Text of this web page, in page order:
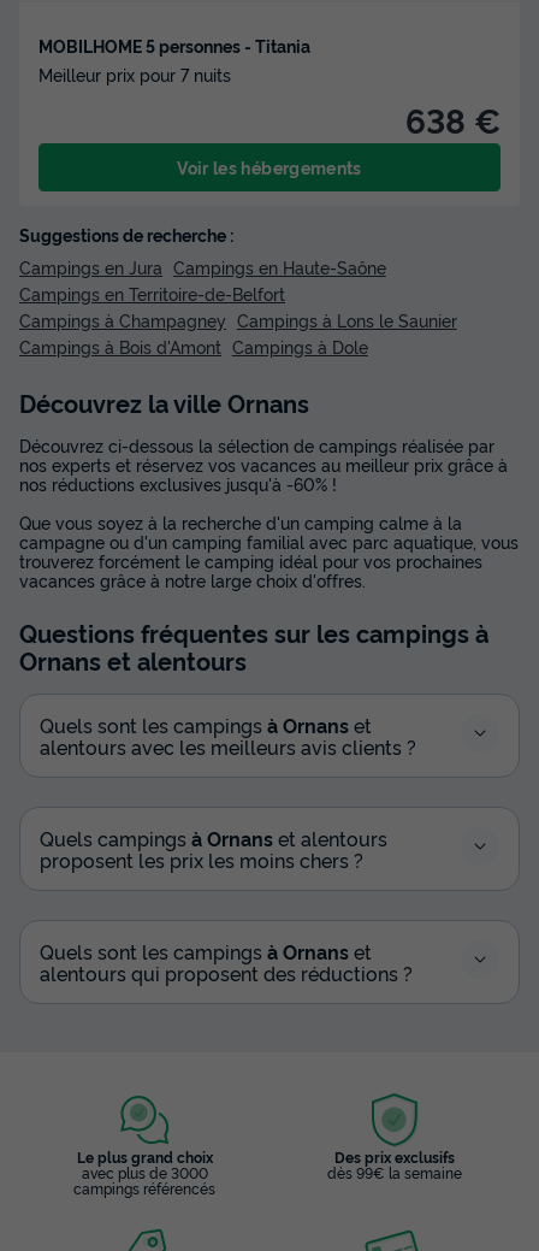
MOBILHOME 5 personnes - Titania
Meilleur prix pour 7 nuits
638 €
Voir les hébergements
Suggestions de recherche :
Campings en Jura Campings en Haute-Saône
Campings en Territoire-de-Belfort
Campings à Champagney Campings à Lons le Saunier
Campings à Bois d'Amont Campings à Dole
Découvrez la ville Ornans
Découvrez ci-dessous la sélection de campings réalisée par
nos experts et réservez vos vacances au meilleur prix grâce à
nos réductions exclusives jusqu'à -60% !
Que vous soyez à la recherche d'un camping calme à la
campagne ou d'un camping familial avec parc aquatique, vous
trouverez forcément le camping idéal pour vos prochaines
vacances grâce à notre large choix d'offres.
Questions fréquentes sur les campings à
Ornans et alentours
Quels sont les campings à Ornanset
alentours avec les meilleurs avis clients ?
Quels campings à Ornanset alentours
proposent les prix les moins chers ?
Quels sont les campings à Ornanset
alentours qui proposent des réductions ?
Le plus grand choix
avec plus de 3000
campings référencés
Des prix exclusifs
dès 99€ la semaine